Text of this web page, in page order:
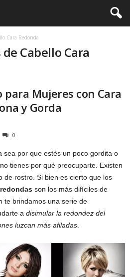
Cara Redonda
Cabello Cara
para Mujeres con Cara
y Gorda
0
sea por que estés un poco gordita o
tienes por qué preocuparte. Existen
de rostro. Si bien es cierto que los
son los más difíciles de
te brindamos una serie de
a disimular la redondez del
luzcan más afiladas